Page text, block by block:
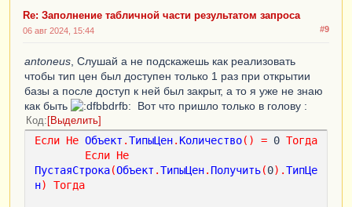
Re: Заполнение табличной части результатом запроса
#9
06 авг 2024, 15:44
antoneus , Слушай а не подскажешь как реализовать
чтобы тип цен был доступен только 1 раз при открытии
базы а после доступ к ней был закрыт, а то я уже не знаю
как быть
Вот что пришло только в голову :
Код Выделить
Если Не Объект .ТипыЦен. Количество() = 0 Тогда
Если Не
ПустаяСтрока(Объект .ТипыЦен. Получить(0).ТипЦе
н) Тогда